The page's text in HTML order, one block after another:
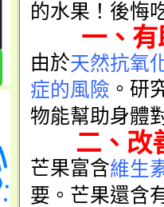
的水果！後悔
一、有
由於天然抗氧
症的風險 。研
物能幫助身體
二、 改
芒果富含維生
要。芒果還含